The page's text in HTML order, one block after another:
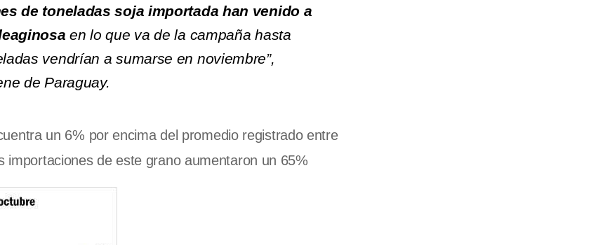
de toneladas soja importada han venido a
en lo que va de la campaña hasta
vendrían a sumarse en noviembre”,
de Paraguay.
un 6% por encima del promedio registrado entre
importaciones de este grano aumentaron un 65%